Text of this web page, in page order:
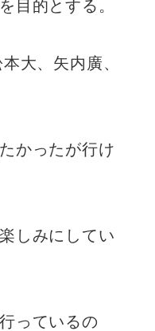
目的とする。
大、矢内廣、
かったが行け
しみにしてい
っているの